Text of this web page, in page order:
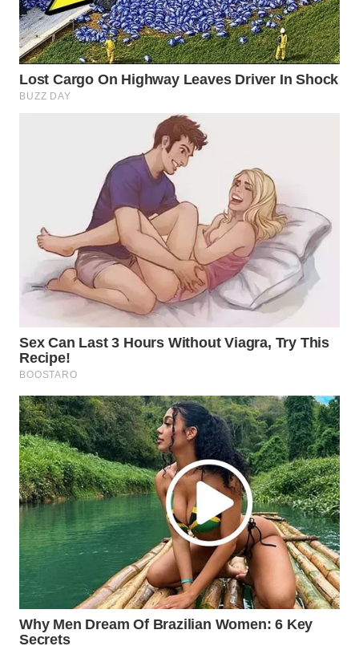
WAHANA
TRAVEL
WAHANA
TV
WAHANANEWS
WAHANANEWS
NET
SPORT
WAHANA
UMKM
WAHANA
SELEB
WAHANA
PERSONA
WAHANA
OTOMOTIF
WAHANA
HEALTH